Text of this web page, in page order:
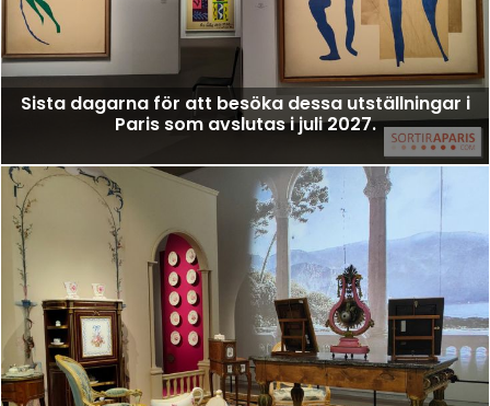
Sista dagarna för att besöka dessa utställningar i
Paris som avslutas i juli 2027.